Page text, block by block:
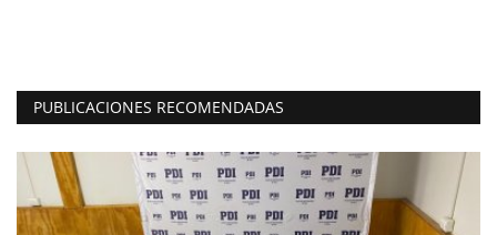
PUBLICACIONES RECOMENDADAS